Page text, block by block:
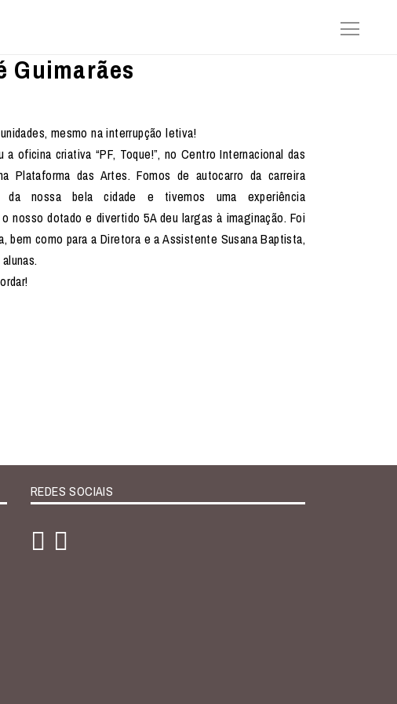
Guimarães
mesmo na interrupção letiva!
oficina criativa “PF, Toque!”, no Centro Internacional das
Plataforma das Artes. Fomos de autocarro da carreira
da nossa bela cidade e tivemos uma experiência
nosso dotado e divertido 5A deu largas à imaginação. Foi
bem como para a Diretora e a Assistente Susana Baptista,
REDES SOCIAIS